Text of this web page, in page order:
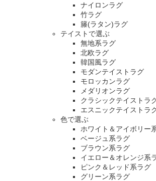
ナイロンラグ
竹ラグ
籐(ラタン)ラグ
テイストで選ぶ
無地系ラグ
北欧ラグ
韓国風ラグ
モダンテイストラグ
モロッカンラグ
メダリオンラグ
クラシックテイストラ
エスニックテイストラ
色で選ぶ
ホワイト＆アイボリー
ベージュ系ラグ
ブラウン系ラグ
イエロー＆オレンジ系
ピンク＆レッド系ラグ
グリーン系ラグ